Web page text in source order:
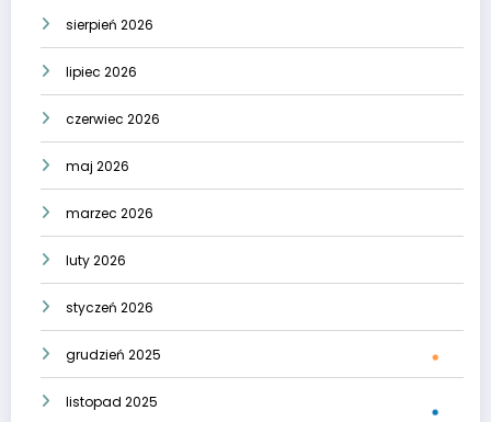
sierpień 2026
lipiec 2026
czerwiec 2026
maj 2026
marzec 2026
luty 2026
styczeń 2026
grudzień 2025
listopad 2025